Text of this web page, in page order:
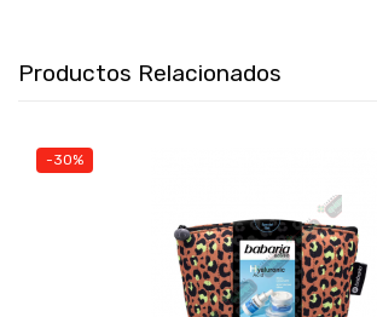
Productos Relacionados
-30%